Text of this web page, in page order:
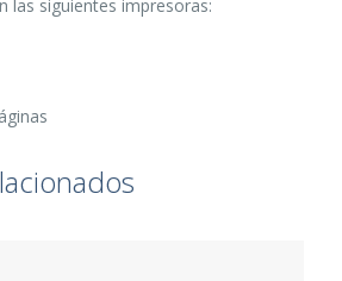
las siguientes impresoras: